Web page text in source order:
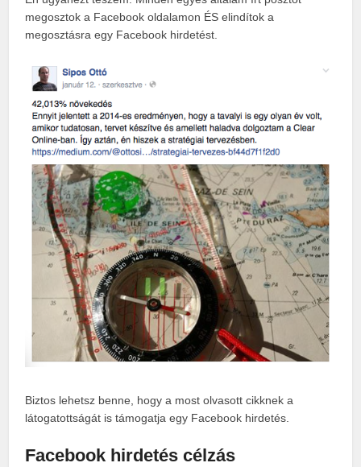
megosztok a Facebook oldalamon ÉS elindítok a
megosztásra egy Facebook hirdetést.
Biztos lehetsz benne, hogy a most olvasott cikknek a
látogatottságát is támogatja egy Facebook hirdetés.
Facebook hirdetés célzás